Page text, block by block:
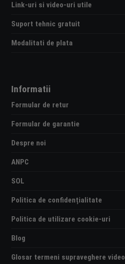
Link-uri si video-uri utile
Suport tehnic gratuit
Modalitati de plata
Informatii
Formular de retur
Formular de garantie
Despre noi
ANPC
SOL
Politica de confidențialitate
Politica de utilizare cookie-uri
Blog
Glosar termeni supraveghere video